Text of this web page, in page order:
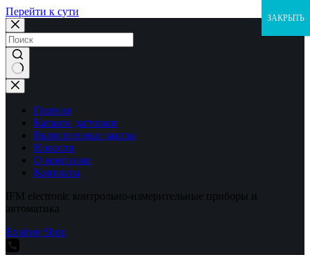
Перейти к сути
Ничего
не
найденоГлавная
Каталог датчиков
Выполненные заказы
Новости
О компании
Контакты
IFM electronic контрольно-измерительные приборы и
автоматика
Explore Shop
ЗАКРЫТЬ